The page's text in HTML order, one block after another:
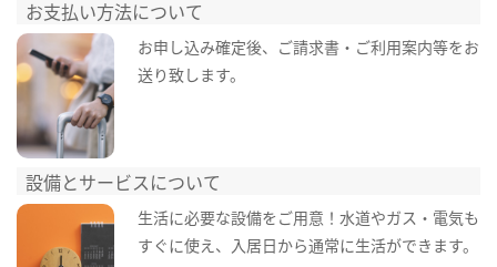
お支払い方法について
お申し込み確定後、ご請求書・ご利用案内等をお
送り致します。
設備とサービスについて
生活に必要な設備をご用意！水道やガス・電気も
すぐに使え、入居日から通常に生活ができます。